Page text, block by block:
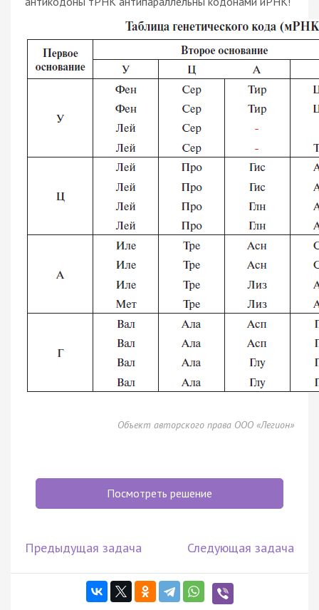
Объект авторского права ООО «Легион»
Посмотреть решение
Предыдущая задача Следующая задача